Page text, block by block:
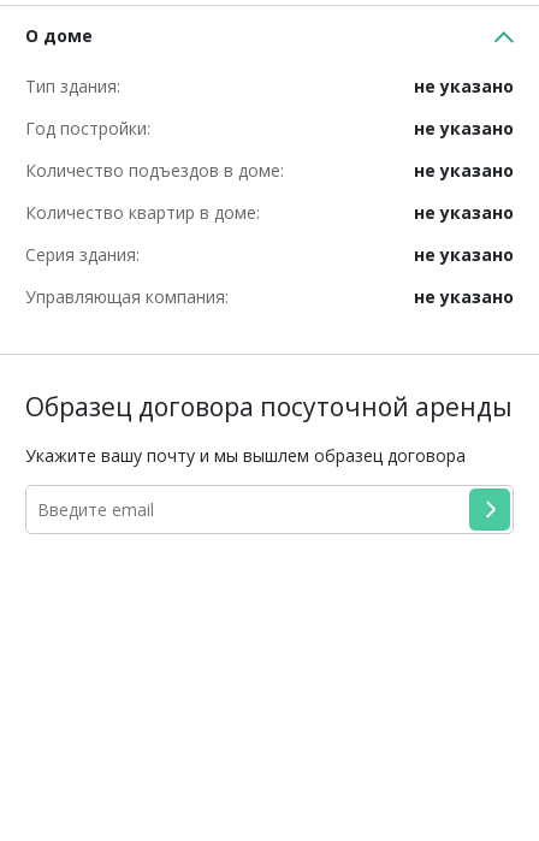
О доме
Тип здания:
не указано
Год постройки:
не указано
Количество подъездов в доме:
не указано
Количество квартир в доме:
не указано
Серия здания:
не указано
Управляющая компания:
не указано
Образец договора посуточной аренды
Укажите вашу почту и мы вышлем образец договора